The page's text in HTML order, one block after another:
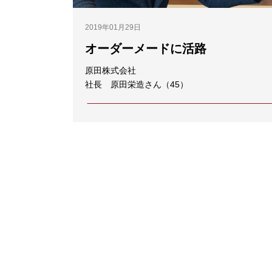
2019年01月29日
オーダーメードに活路
原田株式会社
社長 原田栄造さん（45）